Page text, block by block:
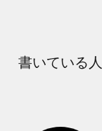
書いている人